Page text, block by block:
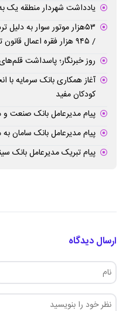
یادداشت شهردار منطقه یک
۵۳هزار موتور سوار به
/ ۹۴۵ هزار فقره اعمال قانون تخلفات موتورسواران در سال ۱۴۰۵
روز خبرنگار؛ پاسداشت
آغاز همکاری بانک سرمایه با
کودکان مفید
پیام مدیرعامل بانک صنعت و
پیام مدیرعامل بانک سامان
پیام تبریک مدیرعامل بانک
ارسال دیدگاه